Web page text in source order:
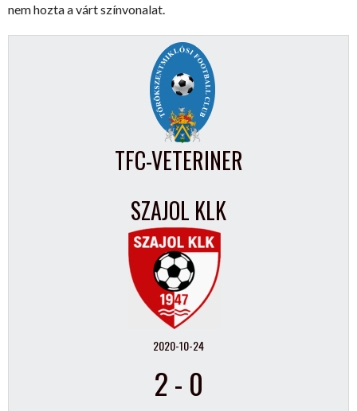
nem hozta a várt színvonalat.
TFC-VETERINER
SZAJOL KLK
2020-10-24
2- 0